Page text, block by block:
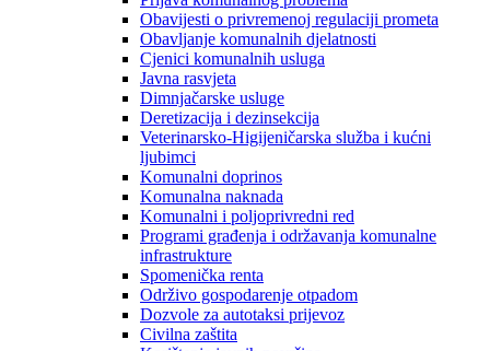
Obavijesti o privremenoj regulaciji prometa
Obavljanje komunalnih djelatnosti
Cjenici komunalnih usluga
Javna rasvjeta
Dimnjačarske usluge
Deretizacija i dezinsekcija
Veterinarsko-Higijeničarska služba i kućni
ljubimci
Komunalni doprinos
Komunalna naknada
Komunalni i poljoprivredni red
Programi građenja i održavanja komunalne
infrastrukture
Spomenička renta
Održivo gospodarenje otpadom
Dozvole za autotaksi prijevoz
Civilna zaštita